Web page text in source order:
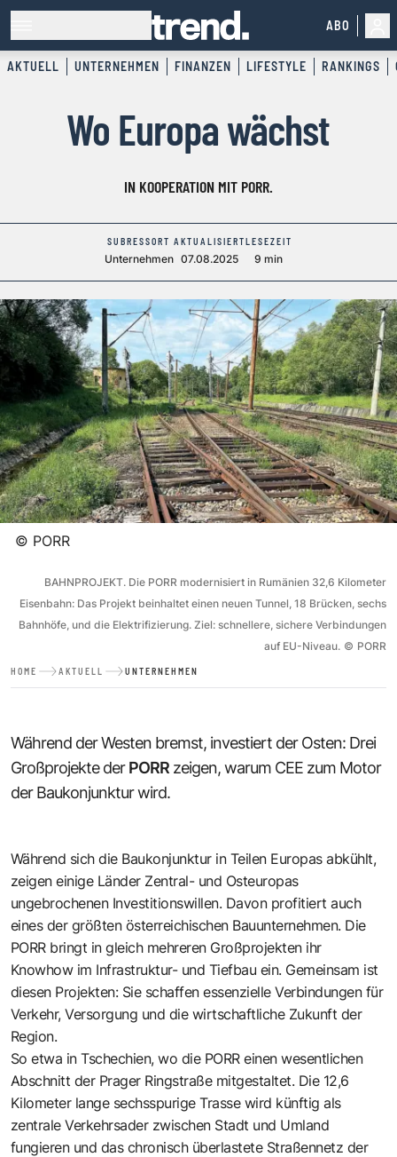
ABO
AKTUELL UNTERNEHMEN FINANZEN LIFESTYLE RANKINGS
Wo Europa wächst
IN KOOPERATION MIT PORR.
SUBRESSORT
Unternehmen
AKTUALISIERT
07.08.2025
LESEZEIT
9 min
© PORR
BAHNPROJEKT. Die PORR modernisiert in Rumänien 32,6 Kilometer
Eisenbahn: Das Projekt beinhaltet einen neuen Tunnel, 18 Brücken, sechs
Bahnhöfe, und die Elektrifizierung. Ziel: schnellere, sichere Verbindungen
auf EU-Niveau. © PORR
HOME AKTUELL UNTERNEHMEN
Während der Westen bremst, investiert der Osten: Drei
Großprojekte derPORR zeigen, warum CEE zum Motor
der Baukonjunktur wird.
Während sich die Baukonjunktur in Teilen Europas abkühlt,
zeigen einige Länder Zentral- und Osteuropas
ungebrochenen Investitionswillen. Davon profitiert auch
eines der größten österreichischen Bauunternehmen. Die
PORR bringt in gleich mehreren Großprojekten ihr
Knowhow im Infrastruktur- und Tiefbau ein. Gemeinsam ist
diesen Projekten: Sie schaffen essenzielle Verbindungen für
Verkehr, Versorgung und die wirtschaftliche Zukunft der
Region.
So etwa in Tschechien, wo die PORR einen wesentlichen
Abschnitt der Prager Ringstraße mitgestaltet. Die 12,6
Kilometer lange sechsspurige Trasse wird künftig als
zentrale Verkehrsader zwischen Stadt und Umland
fungieren und das chronisch überlastete Straßennetz der